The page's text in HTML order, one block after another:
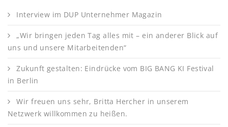
Interview im DUP Unternehmer Magazin
„Wir bringen jeden Tag alles mit – ein anderer Blick auf
uns und unsere Mitarbeitenden“
Zukunft gestalten: Eindrücke vom BIG BANG KI Festival
in Berlin
Wir freuen uns sehr, Britta Hercher in unserem
Netzwerk willkommen zu heißen.